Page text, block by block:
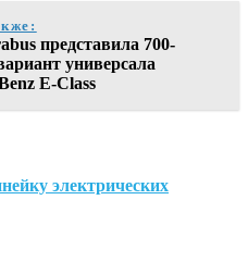
представила 700-
универсала
E-Class
электрических